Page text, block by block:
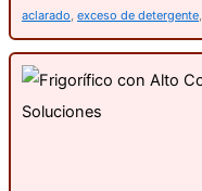
aclarado, exceso de detergente,